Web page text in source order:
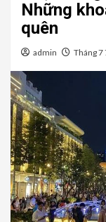
Những
quên
admin Tháng 7